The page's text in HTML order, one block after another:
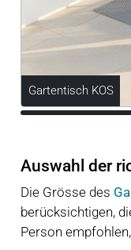
Gartentisch KOS
Auswahl der
Die Grösse des
berücksichtigen,
Person